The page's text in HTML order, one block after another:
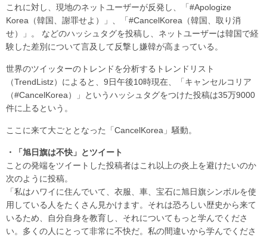
これに対し、現地のネットユーザーが反発し、「#Apologize
Korea（韓国、謝罪せよ）」、「#CancelKorea（韓国、取り消
せ）」。 などのハッシュタグを投稿し、ネットユーザーは韓国で経
験した差別について言及して反撃し嫌韓が高まっている。
世界のツイッターのトレンドを分析するトレンドリスト
（TrendListz）によると、9日午後10時現在、「キャンセルコリア
（#CancelKorea）」というハッシュタグをつけた投稿は35万9000
件に上るという。
ここに来て大ごととなった「CancelKorea」騒動。
・「旭日旗は不快」とツイート
ことの発端をツイートした投稿者はこれ以上の炎上を避けたいのか
次のように投稿。
「私はハワイに住んでいて、衣服、車、宝石に旭日旗シンボルを使
用している人をたくさん見かけます。それは恐ろしい歴史から来て
いるため、自分自身を教育し、それについてもっと学んでくださ
い。多くの人にとって非常に不快だ。私の間違いから学んでくださ